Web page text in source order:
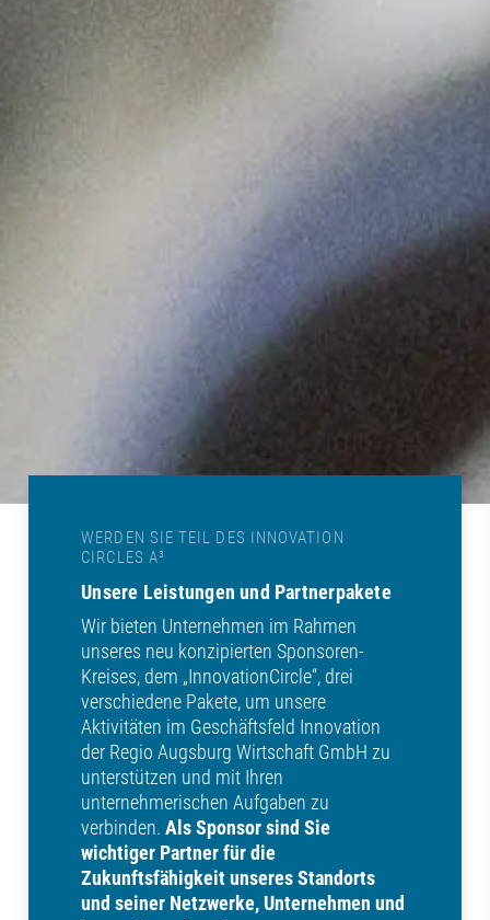
WERDEN SIE TEIL DES INNOVATION
CIRCLES A³
Unsere Leistungen und Partnerpakete
Wir bieten Unternehmen im Rahmen
unseres neu konzipierten Sponsoren-
Kreises, dem „InnovationCircle“, drei
verschiedene Pakete, um unsere
Aktivitäten im Geschäftsfeld Innovation
der Regio Augsburg Wirtschaft GmbH zu
unterstützen und mit Ihren
unternehmerischen Aufgaben zu
verbinden.Als Sponsor sind Sie
wichtiger Partner für die
Zukunftsfähigkeit unseres Standorts
und seiner Netzwerke, Unternehmen und